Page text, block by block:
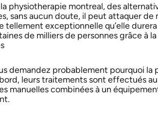
physiotherapie montreal, des
sans aucun doute, il peut attaquer
tellement exceptionnelle qu’elle
de milliers de personnes grâce à
demandez probablement pourquoi
leurs traitements sont effectués
manuelles combinées à un